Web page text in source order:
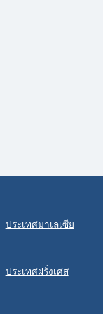
ประเทศมาเลเซีย
ประเทศฝรั่งเศส